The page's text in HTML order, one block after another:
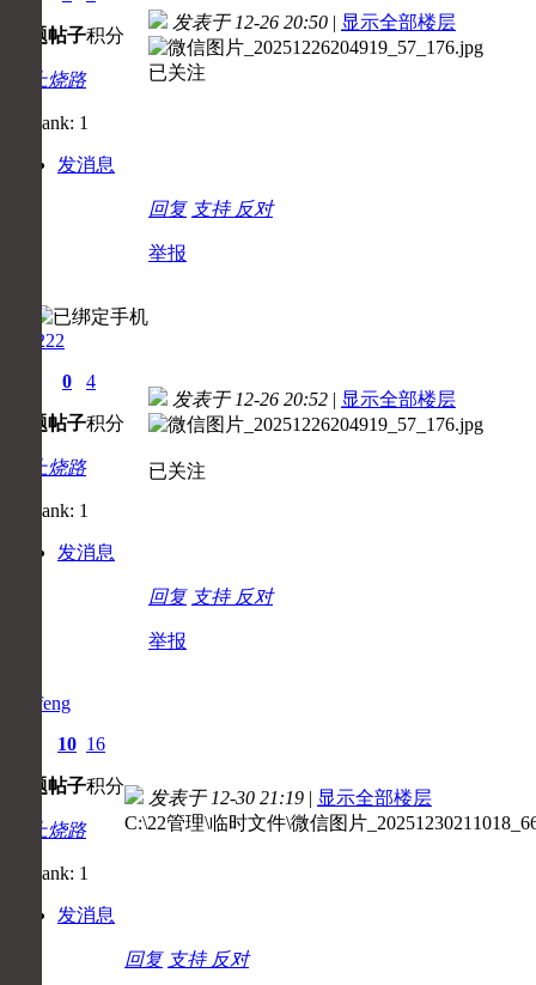
主题帖子积分
初上烧路
发消息
发表于 12-26 20:50 | 显示全部楼层
已关注
回复 支持 反对
举报
zcq222
主题
0
帖子
4
积分
初上烧路
发消息
发表于 12-26 20:52 | 显示全部楼层
已关注
回复 支持 反对
举报
tianfeng
主题
10
帖子
16
积分
初上烧路
发消息
发表于 12-30 21:19 | 显示全部楼层
C:\22管理\临时文件\微信图片
回复 支持 反对